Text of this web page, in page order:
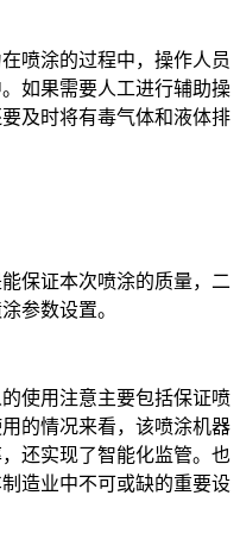
喷涂的过程中，操作人员
如果需要人工进行辅助操
及时将有毒气体和液体排
保证本次喷涂的质量，二
参数设置。
使用注意主要包括保证喷
的情况来看，该喷涂机器
还实现了智能化监管。也
造业中不可或缺的重要设